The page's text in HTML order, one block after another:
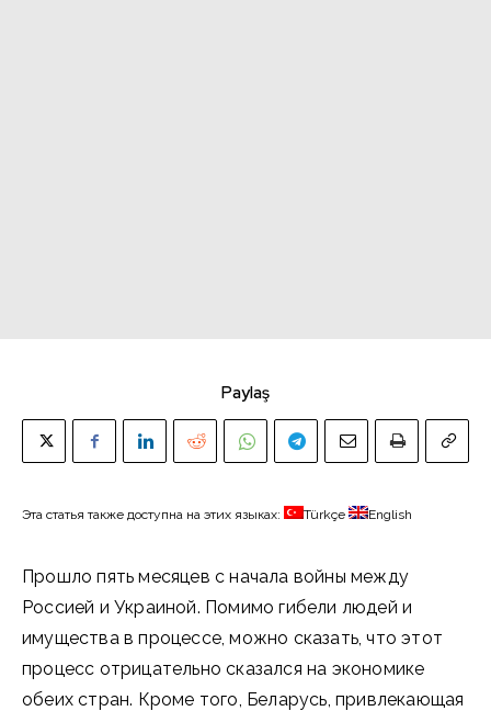
Paylaş
Эта статья также доступна на этих языках: Türkçe English
Прошло пять месяцев с начала войны между
Россией и Украиной. Помимо гибели людей и
имущества в процессе, можно сказать, что этот
процесс отрицательно сказался на экономике
обеих стран. Кроме того, Беларусь, привлекающая